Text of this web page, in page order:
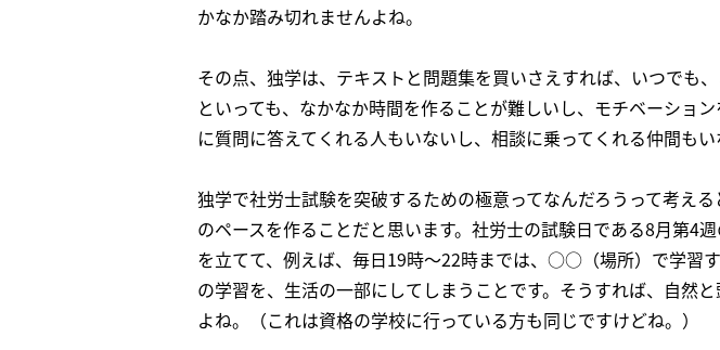
かなか踏み切れませんよね。
その点、独学は、テキストと問題集を買いさえすれば、いつでも
といっても、なかなか時間を作ることが難しいし、モチベーショ
に質問に答えてくれる人もいないし、相談に乗ってくれる仲間もい
独学で社労士試験を突破するための極意ってなんだろうって考え
のペースを作ることだと思います。社労士の試験日である8月第4
を立てて、例えば、毎日19時～22時までは、○○（場所）で学習
の学習を、生活の一部にしてしまうことです。そうすれば、自然
よね。（これは資格の学校に行っている方も同じですけどね。）